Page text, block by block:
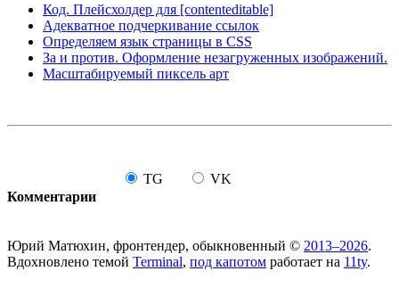
Код. Плейсхолдер для [contenteditable]
Адекватное подчеркивание ссылок
Определяем язык страницы в CSS
За и против. Оформление незагруженных изображений.
Масштабируемый пиксель арт
Комментарии
TG VK
Юрий Матюхин, фронтендер, обыкновенный © 2013–2026.
Вдохновлено темой Terminal, под капотом работает на 11ty.